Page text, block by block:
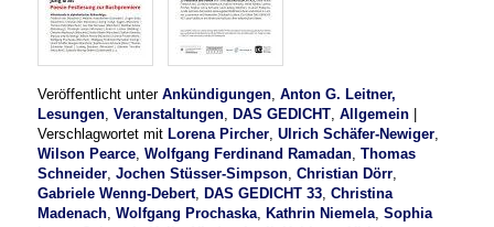
Veröffentlicht unter Ankündigungen ,Anton G. Leitner,
Lesungen ,Veranstaltungen ,DAS GEDICHT ,Allgemein |
Verschlagwortet mit Lorena Pircher ,Ulrich Schäfer-Newiger
Wilson Pearce ,Wolfgang Ferdinand Ramadan ,Thomas
Schneider ,Jochen Stüsser-Simpson ,Christian Dörr
Gabriele Wenng-Debert,DAS GEDICHT 33 ,Christina
Madenach ,Wolfgang Prochaska ,Kathrin Niemela ,Sophia